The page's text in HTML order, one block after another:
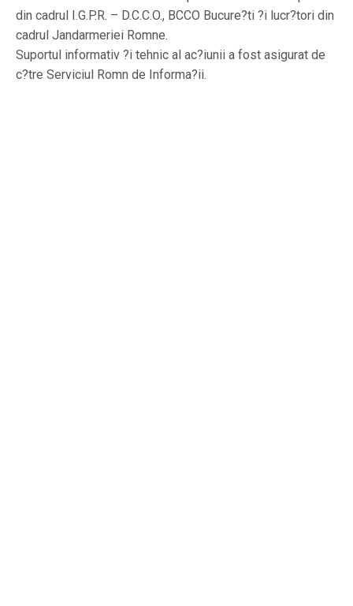
din cadrul I.G.P.R. – D.C.C.O., BCCO Bucure?ti ?i lucr?tori din
cadrul Jandarmeriei Romne.
Suportul informativ ?i tehnic al ac?iunii a fost asigurat de
c?tre Serviciul Romn de Informa?ii.